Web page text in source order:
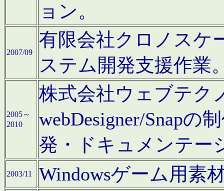
ョン。
2007/09
有限会社クロノスケ
ステム開発支援作業
2005～
2010
株式会社ウェブテク
webDesigner/Snapの
発・ドキュメンテー
2003/11 Windowsゲーム用素